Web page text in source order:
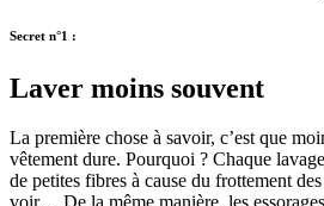
Secret n°1 :
Laver moins souvent
La première chose à savoir, c’est que
vêtement dure. Pourquoi ? Chaque
de petites fibres à cause du frottement